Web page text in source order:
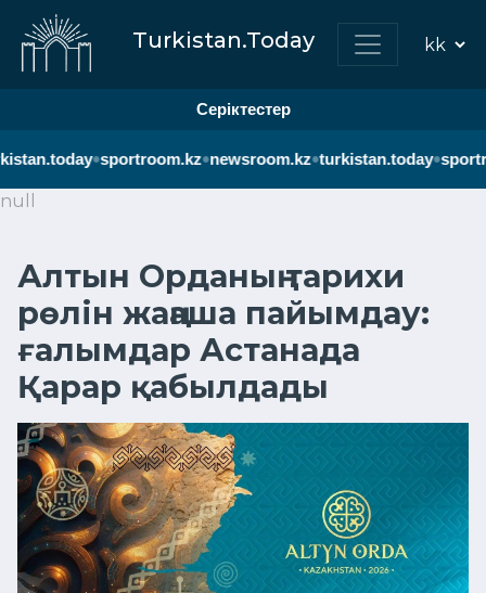
Turkistan.Today
Серіктестер
•sportroom.kz•newsroom.kz•turkistan.today•
null
Алтын Орданың тарихи
рөлін жаңаша пайымдау:
ғалымдар Астанада
Қарар қабылдады